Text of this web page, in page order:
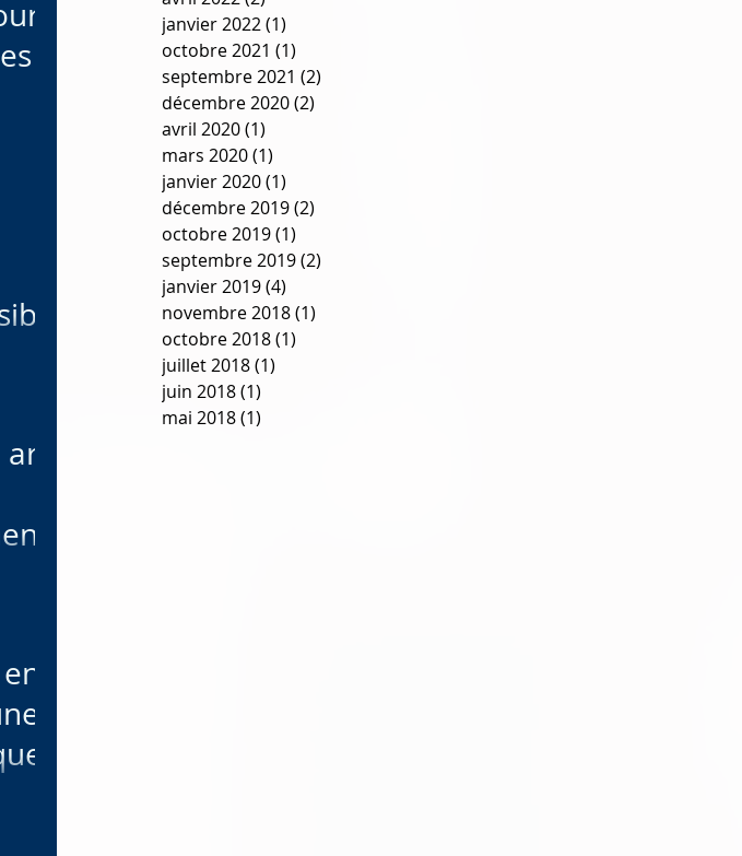
janvier 2022(1)
octobre 2021 (1)
septembre 2021 (2)
décembre 2020(2)
avril 2020(1)
mars 2020(1)
janvier 2020(1)
décembre 2019(2)
octobre 2019(1)
septembre 2019(2)
janvier 2019(4)
novembre 2018(1)
octobre 2018(1)
juillet 2018(1)
juin 2018(1)
mai 2018(1)